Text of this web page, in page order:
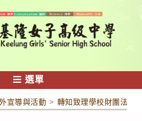
選單
宣導與活動 > 轉知致理學校財團法人